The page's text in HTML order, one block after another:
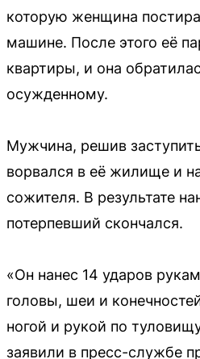
которую женщина
машине. После этого её
квартиры, и она
осужденному.
Мужчина, решив
ворвался в её жилище и
сожителя. В результате
потерпевший скончался.
«Он нанес 14 ударов
головы, шеи и
ногой и рукой по
заявили в пресс-службе